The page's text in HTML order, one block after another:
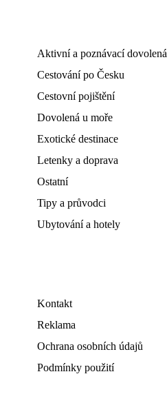
Aktivní a poznávací dovolená
Cestování po Česku
Cestovní pojištění
Dovolená u moře
Exotické destinace
Letenky a doprava
Ostatní
Tipy a průvodci
Ubytování a hotely
Kontakt
Reklama
Ochrana osobních údajů
Podmínky použití